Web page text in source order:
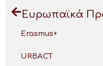
Ευρωπαϊκά
Erasmus+
URBACT